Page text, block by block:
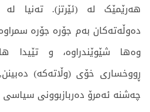
هەرێمێک لە (ئێرتز). تەنیا
دەوڵەتەکان بەم جۆرە جۆرە
وەها شێوێندراوە، و تێیدا
ڕووخساری خۆی (وڵاتەکە)
چەشنە ئەمرۆ دەربازبوونی